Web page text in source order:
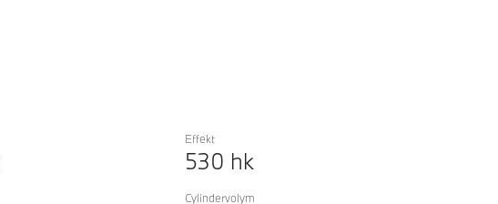
Effekt
530 hk
Cylindervolym